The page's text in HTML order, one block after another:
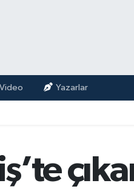
Video Yazarlar